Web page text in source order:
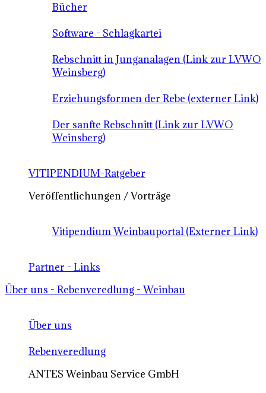
Bücher
Software - Schlagkartei
Rebschnitt in Junganalagen (Link zur LVWO
Weinsberg)
Erziehungsformen der Rebe (externer Link)
Der sanfte Rebschnitt (Link zur LVWO
Weinsberg)
VITIPENDIUM-Ratgeber
Veröffentlichungen / Vorträge
Vitipendium Weinbauportal (Externer Link)
Partner - Links
Über uns - Rebenveredlung - Weinbau
Über uns
Rebenveredlung
ANTES Weinbau Service GmbH